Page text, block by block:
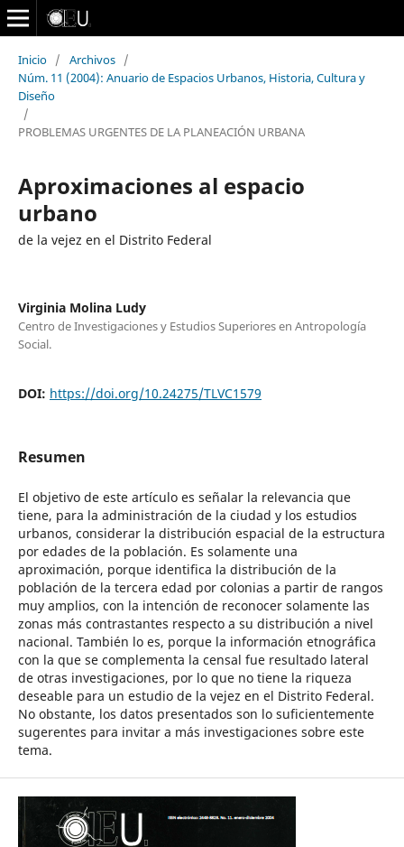
Inicio / Archivos /
Núm. 11 (2004): Anuario de Espacios Urbanos, Historia, Cultura y
Diseño
/
PROBLEMAS URGENTES DE LA PLANEACIÓN URBANA
Aproximaciones al espacio
urbano
de la vejez en el Distrito Federal
Virginia Molina Ludy
Centro de Investigaciones y Estudios Superiores en Antropología
Social.
DOI: https://doi.org/10.24275/TLVC1579
Resumen
El objetivo de este artículo es señalar la relevancia que
tiene, para la administración de la ciudad y los estudios
urbanos, considerar la distribución espacial de la estructura
por edades de la población. Es solamente una
aproximación, porque identifica la distribución de la
población de la tercera edad por colonias a partir de rangos
muy amplios, con la intención de reconocer solamente las
zonas más contrastantes respecto a su distribución a nivel
nacional. También lo es, porque la información etnográfica
con la que se complementa la censal fue resultado lateral
de otras investigaciones, por lo que no tiene la riqueza
deseable para un estudio de la vejez en el Distrito Federal.
No obstante, los datos presentados son lo suficientemente
sugerentes para invitar a más investigaciones sobre este
tema.